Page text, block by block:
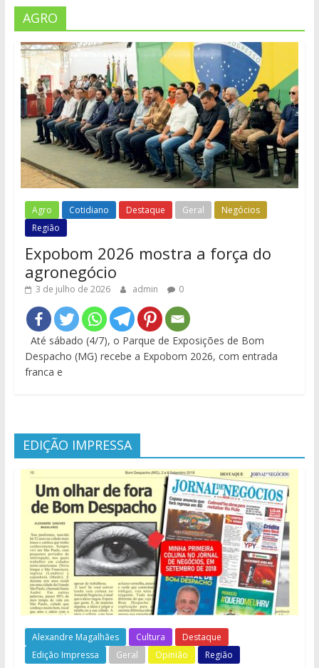
AGRO
Agro Cotidiano Destaque Geral
Negócios
Região
Expobom 2026 mostra a força do
agronegócio
3 de julho de 2026 admin 0
Até sábado (4/7), o Parque de Exposições de Bom
Despacho (MG) recebe a Expobom 2026, com entrada
franca e
EDIÇÃO IMPRESSA
Alexandre Magalhães Cultura
Destaque
Edição Impressa
Geral Opinião Região